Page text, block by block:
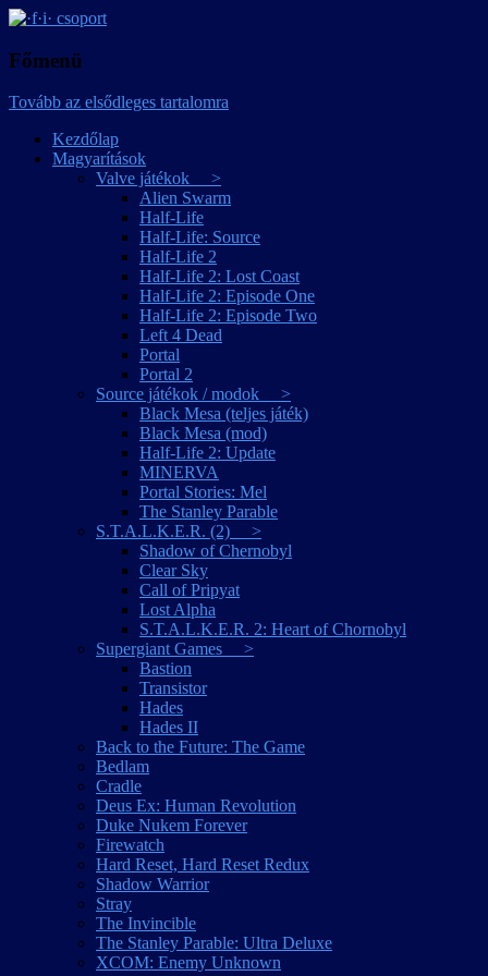
·f·i· csoport
Főmenü
Tovább az elsődleges tartalomra
Kezdőlap
Magyarítások
Valve játékok >
Alien Swarm
Half-Life
Half-Life: Source
Half-Life 2
Half-Life 2: Lost Coast
Half-Life 2: Episode One
Half-Life 2: Episode Two
Left 4 Dead
Portal
Portal 2
Source játékok / modok >
Black Mesa (teljes játék)
Black Mesa (mod)
Half-Life 2: Update
MINERVA
Portal Stories: Mel
The Stanley Parable
S.T.A.L.K.E.R. (2) >
Shadow of Chernobyl
Clear Sky
Call of Pripyat
Lost Alpha
S.T.A.L.K.E.R. 2: Heart of Chornobyl
Supergiant Games >
Bastion
Transistor
Hades
Hades II
Back to the Future: The Game
Bedlam
Cradle
Deus Ex: Human Revolution
Duke Nukem Forever
Firewatch
Hard Reset, Hard Reset Redux
Shadow Warrior
Stray
The Invincible
The Stanley Parable: Ultra Deluxe
XCOM: Enemy Unknown